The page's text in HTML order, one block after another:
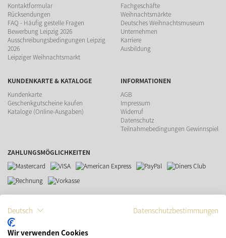
Kontaktformular
Rücksendungen
FAQ - Häufig gestelle Fragen
Bewerbung Leipzig 2026
Ausschreibungsbedingungen Leipzig
2026
Leipziger Weihnachtsmarkt
Fachgeschäfte
Weihnachtsmärkte
Deutsches Weihnachtsmuseum
Unternehmen
Karriere
Ausbildung
KUNDENKARTE & KATALOGE
Kundenkarte
Geschenkgutscheine kaufen
Kataloge (Online-Ausgaben)
INFORMATIONEN
AGB
Impressum
Widerruf
Datenschutz
Teilnahmebedingungen Gewinnspiel
ZAHLUNGSMÖGLICHKEITEN
VERSAND SOCIAL MEDIA
Deutsch Datenschutzbestimmungen
Wir verwenden Cookies